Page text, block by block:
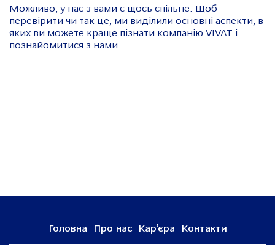
Можливо, у нас з вами є щось спільне. Щоб
перевірити чи так це, ми виділили основні аспекти, в
яких ви можете краще пізнати компанію VIVAT і
познайомитися з нами
Головна Про нас Кар’єра Контакти